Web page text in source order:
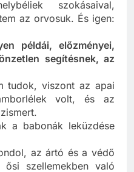
éltem,
szokásaival,
az orvosuk. És igen:
példái, előzményei,
segítésnek, az
tudok, viszont az apai
volt, és az
a babonák leküzdése
az ártó és a védő